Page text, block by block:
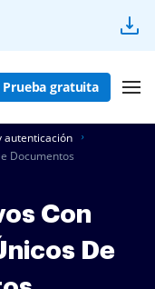
Prueba gratuita
autenticación
Documentos
Con
De